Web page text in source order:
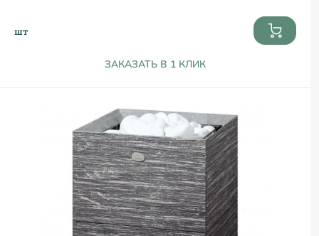
шт
ЗАКАЗАТЬ В 1 КЛИК